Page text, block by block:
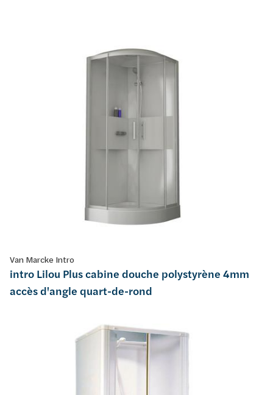
Van Marcke Intro
intro Lilou Plus cabine douche polystyrène 4mm
accès d'angle quart-de-rond